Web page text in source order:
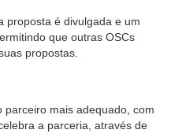
proposta é divulgada e um
que outras OSCs
propostas.
parceiro mais adequado, com
a parceria, através de